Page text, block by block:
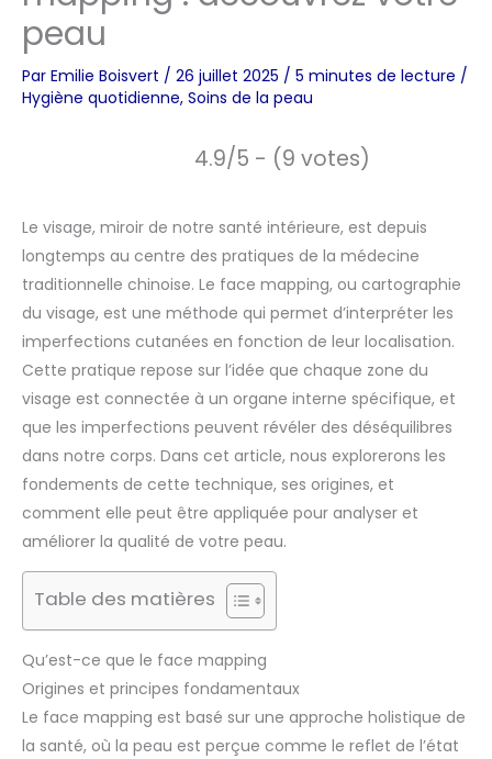
peau
Par Emilie Boisvert / 26 juillet 2025 / 5 minutes de lecture /
Hygiène quotidienne, Soins de la peau
4.9/5 - (9 votes)
Le visage, miroir de notre santé intérieure, est depuis
longtemps au centre des pratiques de la médecine
traditionnelle chinoise. Le face mapping, ou cartographie
du visage, est une méthode qui permet d’interpréter les
imperfections cutanées en fonction de leur localisation.
Cette pratique repose sur l’idée que chaque zone du
visage est connectée à un organe interne spécifique, et
que les imperfections peuvent révéler des déséquilibres
dans notre corps. Dans cet article, nous explorerons les
fondements de cette technique, ses origines, et
comment elle peut être appliquée pour analyser et
améliorer la qualité de votre peau.
Table des matières
Qu’est-ce que le face mapping
Origines et principes fondamentaux
Le face mapping est basé sur une approche holistique de
la santé, où la peau est perçue comme le reflet de l’état